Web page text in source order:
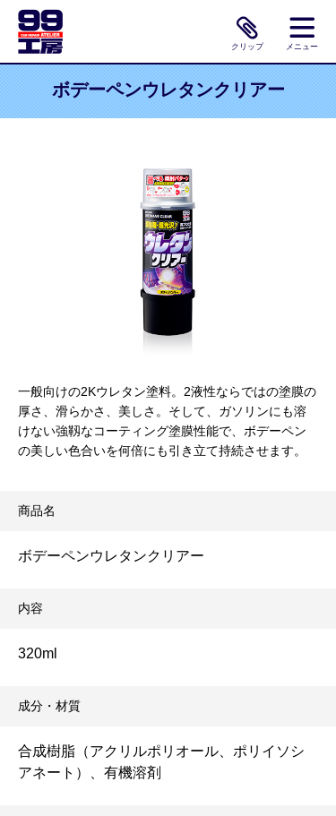
クリップ メニュー
ボデーペンウレタンクリアー
一般向けの2Kウレタン塗料。2液性ならではの塗膜の
厚さ、滑らかさ、美しさ。そして、ガソリンにも溶
けない強靱なコーティング塗膜性能で、ボデーペン
の美しい色合いを何倍にも引き立て持続させます。
商品名
ボデーペンウレタンクリアー
内容
320ml
成分・材質
合成樹脂（アクリルポリオール、ポリイソシ
アネート）、有機溶剤